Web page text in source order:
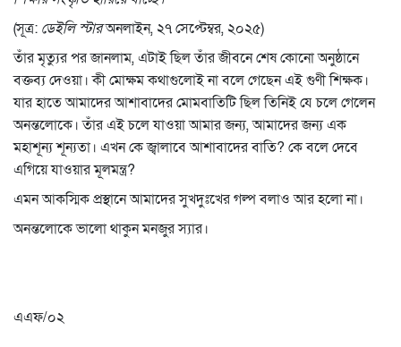
(সূত্র: ডেইলি স্টারঅনলাইন, ২৭ সেপ্টেম্বর, ২০২৫)
তাঁর মৃত্যুর পর জানলাম, এটাই ছিল তাঁর জীবনে শেষ কোনো অনুষ্ঠানে
বক্তব্য দেওয়া। কী মোক্ষম কথাগুলোই না বলে গেছেন এই গুণী শিক্ষক।
যার হাতে আমাদের আশাবাদের মোমবাতিটি ছিল তিনিই যে চলে গেলেন
অনন্তলোকে। তাঁর এই চলে যাওয়া আমার জন্য, আমাদের জন্য এক
মহাশূন্য শূন্যতা। এখন কে জ্বালাবে আশাবাদের বাতি? কে বলে দেবে
এগিয়ে যাওয়ার মূলমন্ত্র?
এমন আকস্মিক প্রস্থানে আমাদের সুখদুঃখের গল্প বলাও আর হলো না।
অনন্তলোকে ভালো থাকুন মনজুর স্যার।
এএফ/০২